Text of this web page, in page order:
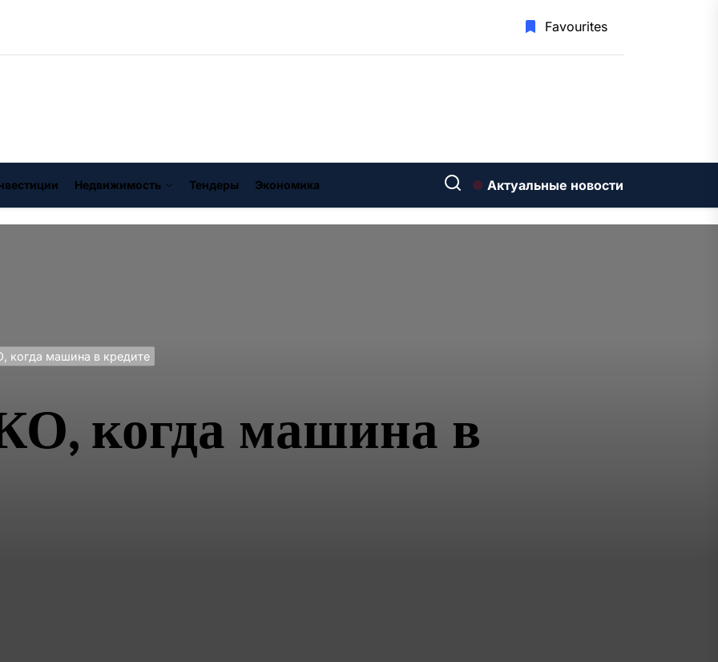
Favourites
Недвижимость Тендеры Экономика Актуальные новости
когда машина в кредите
когда машина в